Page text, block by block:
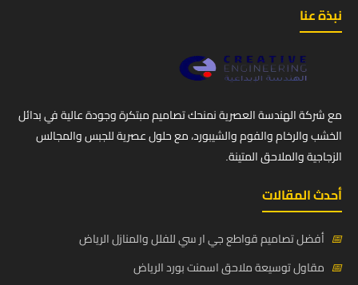
نبذة عنا
مع شركة الهندسة العصرية نمنحك تصاميم مبتكرة وجودة عالية في بدائل
الخشب والرخام والفوم والشيبورد، مع حلول عصرية للجبس والمجالس
الزجاجية والملاحق المتينة.
أحدث المقالات
📅 أفضل تصاميم قواطع جي ار سي للفلل والمنازل الرياض
📅 مقاول توسيعة ملاحق اسمنت بورد الرياض